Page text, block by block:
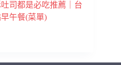
司都是必吃推薦｜台
午餐(菜單)